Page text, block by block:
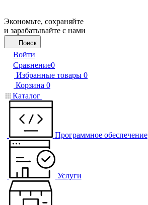
Экономьте, сохраняйте
и зарабатывайте с нами
Поиск
Войти
Сравнение0
Избранные товары 0
Корзина 0
Каталог
Программное обеспечение
Услуги